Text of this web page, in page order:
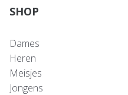
SHOP
Dames
Heren
Meisjes
Jongens